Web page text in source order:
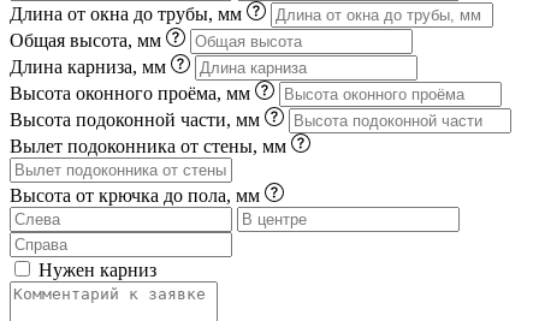
Длина от окна до трубы, мм
Общая высота, мм
Длина карниза, мм
Высота оконного проёма, мм
Высота подоконной части, мм
Вылет подоконника от стены, мм
Высота от крючка до пола, мм
Нужен карниз